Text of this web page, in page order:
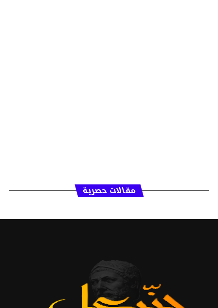
مقالات حصرية